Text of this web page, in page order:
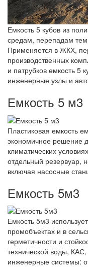
Емкость 5 кубов из
средам, перепадам
Применяется в ЖКХ,
производственных
и патрубков емкость 5
инженерные узлы и
Емкость 5 м3
Пластиковая емкость
экономичное решение
климатических
отдельный резервуар,
включая насосные
Емкость 5м3
Емкость 5м3
промобъектах и в
герметичности и
технической воды,
инженерные системы: